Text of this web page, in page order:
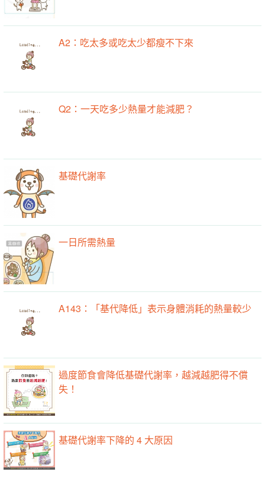
A2：吃太多或吃太少都瘦不下來
Q2：一天吃多少熱量才能減肥？
基礎代謝率
一日所需熱量
A143：「基代降低」表示身體消耗的熱量較少
過度節食會降低基礎代謝率，越減越肥得不償
失！
基礎代謝率下降的 4 大原因